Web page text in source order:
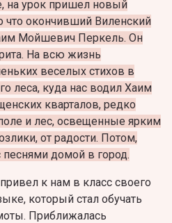
на урок пришел новый
что окончивший Виленский
Мойшевич Перкель. Он
На всю жизнь
веселых стихов в
леса, куда нас водил Хаим
кварталов, редко
и лес, освещенные ярким
от радости. Потом,
домой в город.
к нам в класс своего
который стал обучать
Приближалась